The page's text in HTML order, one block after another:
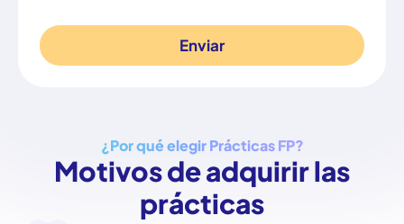
¿Por qué elegir Prácticas FP?
Motivos de adquirir las
prácticas